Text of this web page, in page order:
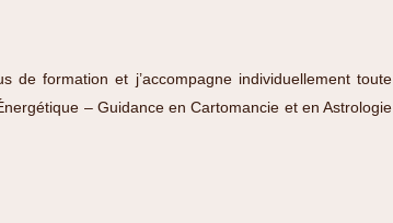
de formation et j’accompagne individuellement toute
– Guidance en Cartomancie et en Astrologie